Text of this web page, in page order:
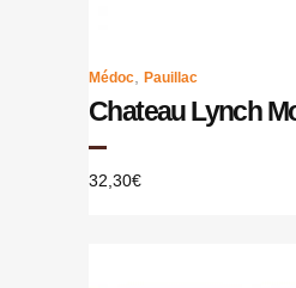
Médoc, Pauillac
Chateau Lynch
32,30€